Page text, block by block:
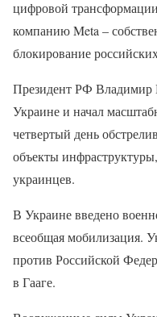
цифровой
компанию Meta –
блокирование
Президент РФ Владимир
Украине и начал
четвертый день
объекты
украинцев.
В Украине введено
всеобщая мобилизация.
против Российской
в Гааге.